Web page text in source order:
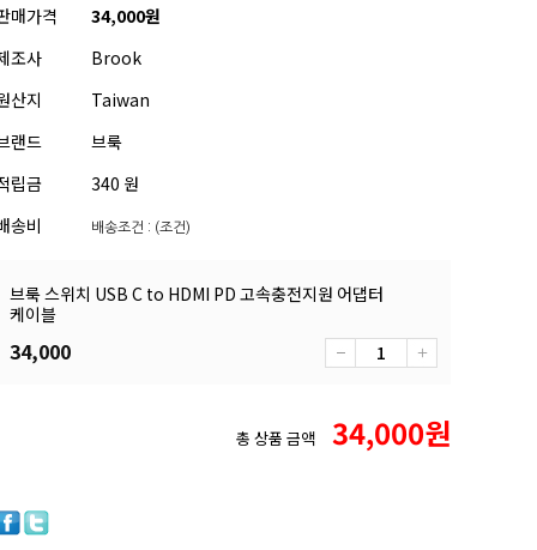
매가격 34,000원
조사
Brook
산지
Taiwan
랜드
브룩
립금
340 원
송비
배송조건 : (조건)
브룩 스위치 USB C to HDMI PD 고속충전지원 어댑터
케이블
34,000
총 상품 금액 34,000원